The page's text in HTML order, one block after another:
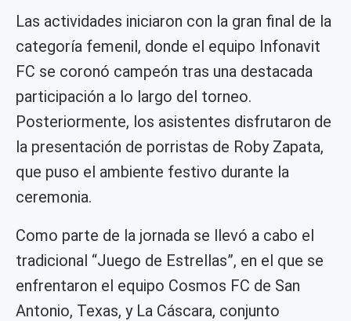
Las actividades iniciaron con la gran final de la
categoría femenil, donde el equipo Infonavit
FC se coronó campeón tras una destacada
participación a lo largo del torneo.
Posteriormente, los asistentes disfrutaron de
la presentación de porristas de Roby Zapata,
que puso el ambiente festivo durante la
ceremonia.
Como parte de la jornada se llevó a cabo el
tradicional “Juego de Estrellas”, en el que se
enfrentaron el equipo Cosmos FC de San
Antonio, Texas, y La Cáscara, conjunto